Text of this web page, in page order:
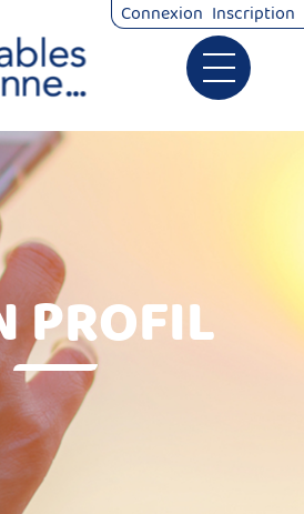
Ouvrir le
Démarches
Connexion Inscription
PROFIL